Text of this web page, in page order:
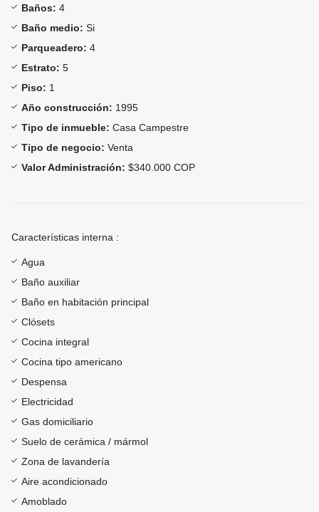
Baños: 4
Baño medio: Si
Parqueadero: 4
Estrato: 5
Piso: 1
Año construcción: 1995
Tipo de inmueble: Casa Campestre
Tipo de negocio: Venta
Valor Administración: $340.000 COP
Características interna :
Agua
Baño auxiliar
Baño en habitación principal
Clósets
Cocina integral
Cocina tipo americano
Despensa
Electricidad
Gas domiciliario
Suelo de cerámica / mármol
Zona de lavandería
Aire acondicionado
Amoblado